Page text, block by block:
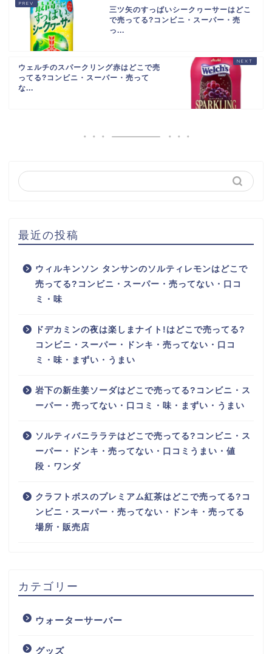
三ツ矢のすっぱいシークヮーサーはどこ
で売ってる?コンビニ・スーパー・売
っ...
ウェルチのスパークリング赤はどこで売
ってる?コンビニ・スーパー・売って
な...
最近の投稿
ウィルキンソン タンサンのソルティレモンはどこで
売ってる?コンビニ・スーパー・売ってない・口コ
ミ・味
ドデカミンの夜は楽しまナイト!はどこで売ってる?
コンビニ・スーパー・ドンキ・売ってない・口コ
ミ・味・まずい・うまい
岩下の新生姜ソーダはどこで売ってる?コンビニ・ス
ーパー・売ってない・口コミ・味・まずい・うまい
ソルティバニララテはどこで売ってる?コンビニ・ス
ーパー・ドンキ・売ってない・口コミうまい・値
段・ワンダ
クラフトボスのプレミアム紅茶はどこで売ってる?コ
ンビニ・スーパー・売ってない・ドンキ・売ってる
場所・販売店
カテゴリー
ウォーターサーバー
グッズ